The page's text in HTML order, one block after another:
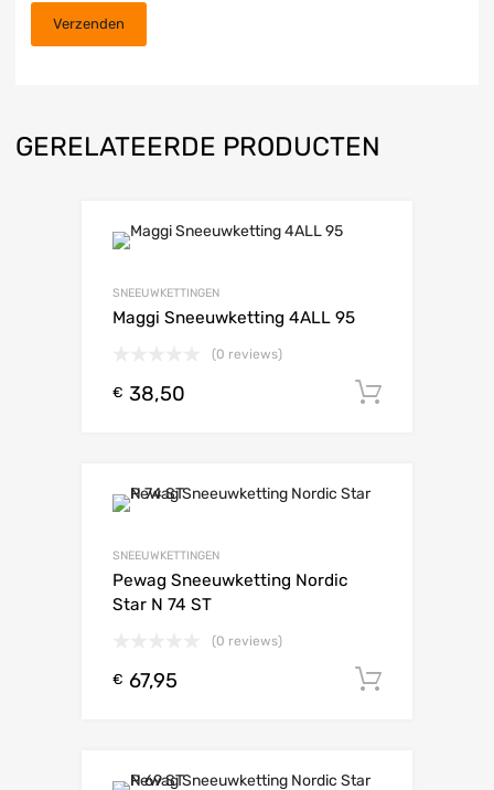
GERELATEERDE PRODUCTEN
SNEEUWKETTINGEN
Maggi Sneeuwketting 4ALL 95
(0 reviews)
€ 38,50
SNEEUWKETTINGEN
Pewag Sneeuwketting Nordic
Star N 74 ST
(0 reviews)
€ 67,95